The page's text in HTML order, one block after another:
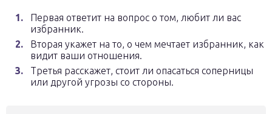
Первая ответит на вопрос о том, любит ли вас
избранник.
Вторая укажет на то, о чем мечтает избранник, как
видит ваши отношения.
Третья расскажет, стоит ли опасаться соперницы
или другой угрозы со стороны.